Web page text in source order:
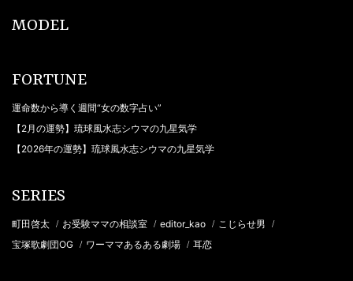
MODEL
FORTUNE
運命数から導く週間“女の数字占い”
【2月の運勢】琉球風水志シウマの九星気学
【2026年の運勢】琉球風水志シウマの九星気学
SERIES
町田啓太 / お受験ママの相談室 / editor_kao / こじらせ男 /
宝塚歌劇団OG / ワーママあるある劇場 / 耳恋